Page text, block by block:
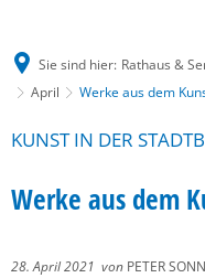
Sie sind hier: Rathaus &
April
Werke aus dem
KUNST IN DER
Werke aus dem
28. April 2021 von PETER